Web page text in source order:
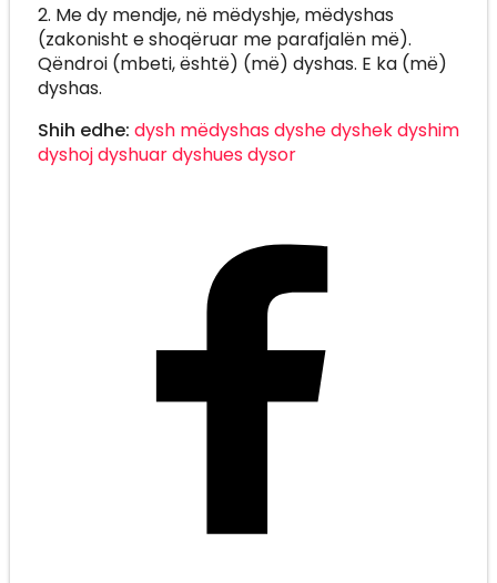
2. Me dy mendje, në mëdyshje, mëdyshas
(zakonisht e shoqëruar me parafjalën më).
Qëndroi (mbeti, është) (më) dyshas. E ka (më)
dyshas.
Shih edhe: dysh mëdyshasdyshedyshekdyshim
dyshojdyshuardyshuesdysor